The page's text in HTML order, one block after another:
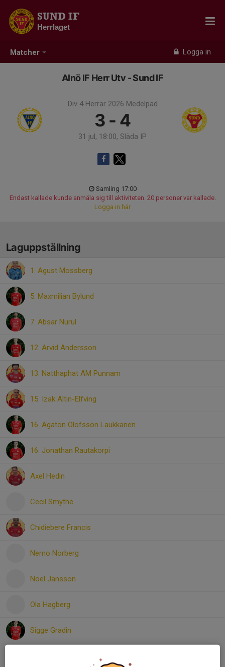
Matcher Logga in
SUND IF
Herrlaget
Alnö IF Herr Utv - Sund IF
Div 4 Herrar 2026 Medelpad
3 - 4
31 jul, 18:00, Släda IP
Samling 17:00
Endast kallade kunde anmäla sig till aktiviteten. 20 personer var kallade.
Logga in här
Laguppställning
1. Agust Mossberg
5. Maxmilian Bylund
7. Absar Nurul
12. Arvid Andersson
13. Natthaphat AM Punnam
15. Izak Altin-Elfving
16. Agaton Olofsson Laukkanen
16. Jonathan Rautakorpi
Axel Hedin
Cecil Smythe
Chidiebere Francis
Nemo Norberg
Noel Jansson
Ola Hagberg
Sigge Gradin